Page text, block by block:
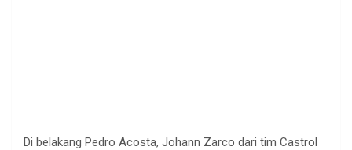
Di belakang Pedro Acosta, Johann Zarco dari tim Castrol